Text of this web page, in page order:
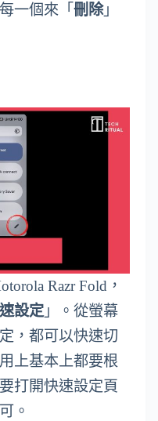
一個來「 刪除」
Razr Fold，
設定 」。從螢幕
，都可以快速切
上基本上都要根
打開快速設定頁
。